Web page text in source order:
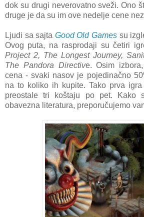
dok su drugi neverovatno sveži. Ono
druge je da su im ove nedelje cene
Ljudi sa sajta Good Old Games su
Ovog puta, na rasprodaji su četiri
Project 2, The Longest Journey,
The Pandora Directive. Osim
cena - svaki nasov je pojedinačno
na to koliko ih kupite. Tako prva
preostale tri koštaju po pet. Kako
obavezna literatura, preporučujemo